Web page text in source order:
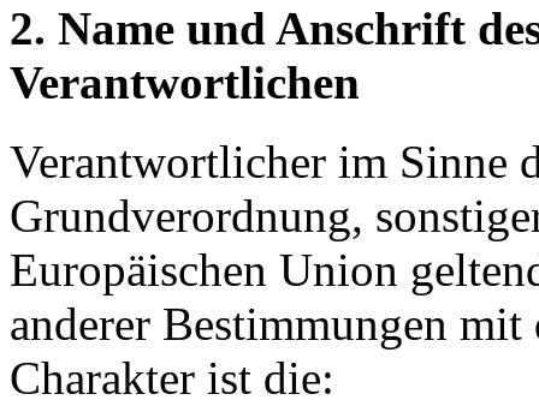
2. Name und Anschrift
Verantwortlichen
Verantwortlicher im Sinne
Grundverordnung,
Europäischen Union
anderer Bestimmungen
Charakter ist die: